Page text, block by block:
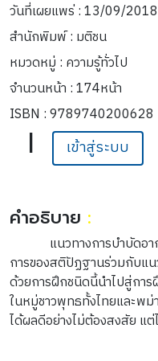
วันที่เผยแพร่ : 13/09/2018
สำนักพิมพ์ : มติชน
หมวดหมู่ : ความรู้ทั่วไป
จำนวนหน้า : 174หน้า
ISBN : 9789740200628
| เข้าสู่ระบบ
คำอธิบาย :
แนวทางการบำบัด
การของสติปัฏฐานร่วมกับแ
ด้วยการฝึกชนิดนี้นำไปสู่กา
ในหมู่ชาวพุทธทั้งไทยและพม่
ได้ผลดีอย่างไม่ต้องสงสัย แ